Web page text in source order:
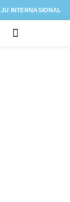
INTERNASIONAL